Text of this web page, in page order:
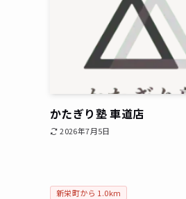
かたぎり塾 車道店
2026年7月5日
新栄町から 1.0km